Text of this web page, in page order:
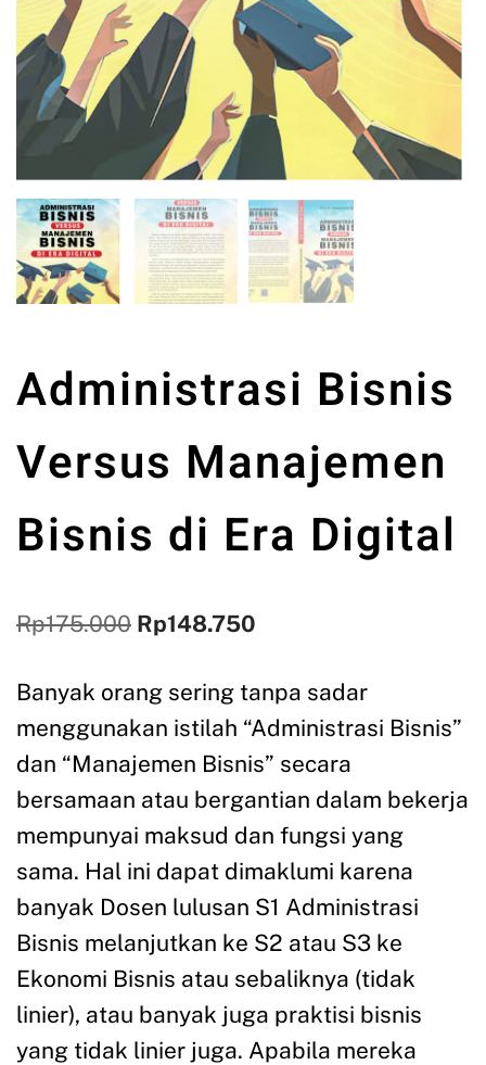
Administrasi Bisnis
Versus Manajemen
Bisnis di Era Digital
Rp175.000 Rp148.750
Banyak orang sering tanpa sadar
menggunakan istilah “Administrasi Bisnis”
dan “Manajemen Bisnis” secara
bersamaan atau bergantian dalam bekerja
mempunyai maksud dan fungsi yang
sama. Hal ini dapat dimaklumi karena
banyak Dosen lulusan S1 Administrasi
Bisnis melanjutkan ke S2 atau S3 ke
Ekonomi Bisnis atau sebaliknya (tidak
linier), atau banyak juga praktisi bisnis
yang tidak linier juga. Apabila mereka